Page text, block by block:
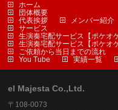
ホーム
団体概要
代表挨拶
メンバー紹介
サービス
生演奏宅配サービス【ポケオケ
生演奏宅配サービス【ポケオ
ご依頼から当日までの流れ
You Tube
実績一覧
el Majesta Co.,Ltd.
〒108-0073